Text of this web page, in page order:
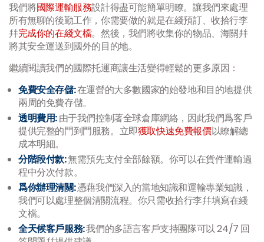
我們將國際運輸服務設計得盡可能簡單明瞭。讓我們來處理
所有無聊的後勤工作，你需要做的就是在綫預訂、收拾行李
幷完成你的在綫文檔。然後，我們將收集你的物品、海關幷
將其安全運送到國外的目的地。
繼續閱讀我們的國際托運商讓生活變得輕鬆的更多原因：
免費安全存儲:在運營的大多數國家的始發地和目的地提供
兩周的免費存儲。
透明費用:由于我們控制著全球倉庫網絡，因此我們爲客戶
提供完整的門到門服務。立即獲取快速免費報價以瞭解總
成本明細。
分階段付款:無需預先支付全部餘額。你可以在貨件運輸過
程中分次付款。
爲你辦理清關:憑藉我們深入的當地知識和運輸專業知識，
我們可以處理整個清關流程。你只需收拾行李幷填寫在綫
文檔。
全天候客戶服務:我們的多語言客戶支持團隊可以 24/7 回